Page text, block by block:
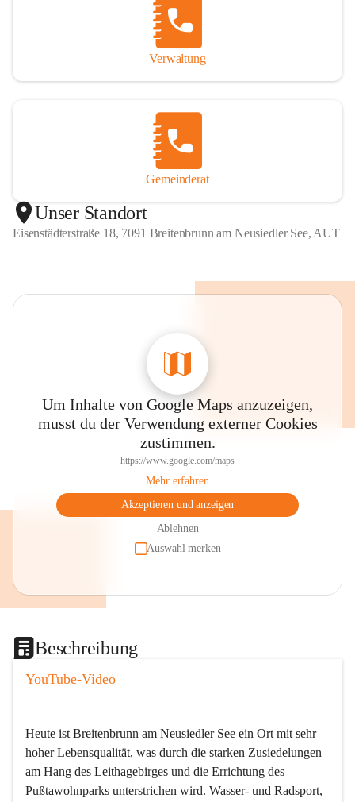
Verwaltung
Gemeinderat
Unser Standort
Eisenstädterstraße 18, 7091 Breitenbrunn am Neusiedler See, AUT
Um Inhalte von Google Maps anzuzeigen,
musst du der Verwendung externer Cookies
zustimmen.
https://www.google.com/maps
Mehr erfahren
Akzeptieren und anzeigen
Ablehnen
Auswahl merken
Beschreibung
YouTube-Video
Heute ist Breitenbrunn am Neusiedler See ein Ort mit sehr
hoher Lebensqualität, was durch die starken Zusiedelungen
am Hang des Leithagebirges und die Errichtung des
Pußtawohnparks unterstrichen wird. Wasser- und Radsport,